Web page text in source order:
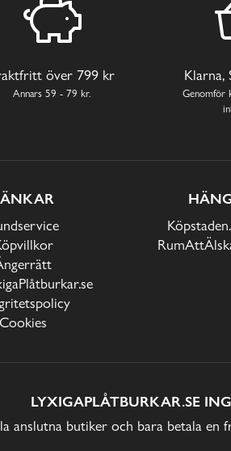
över 799 kr
Annars 59 - 79 kr.
Klarna,
Genomför
Cookies
LYXIGAPLÅTBURKAR.SE
anslutna butiker och bara betala